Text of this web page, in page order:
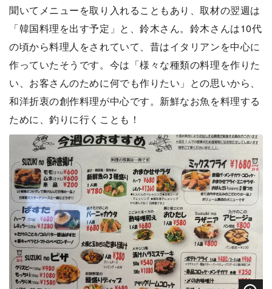
聞いてメニューを取り入れることもあり、取材の翌週は
「韓国料理を出す予定」と、鈴木さん。鈴木さんは10代
の頃から料理人をされていて、昔はイタリアンを中心に
作っていたそうです。今は「様々な種類の料理を作りた
い、お客さんのために何でも作りたい」との思いから、
和洋折衷の創作料理が中心です。新鮮なお魚を料理する
ために、釣りに行くことも！